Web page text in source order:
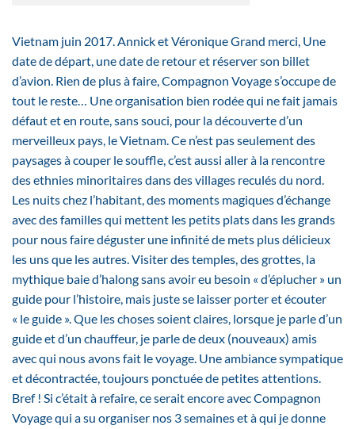
Vietnam juin 2017. Annick et Véronique Grand merci, Une
date de départ, une date de retour et réserver son billet
d’avion. Rien de plus à faire, Compagnon Voyage s’occupe de
tout le reste… Une organisation bien rodée qui ne fait jamais
défaut et en route, sans souci, pour la découverte d’un
merveilleux pays, le Vietnam. Ce n’est pas seulement des
paysages à couper le souffle, c’est aussi aller à la rencontre
des ethnies minoritaires dans des villages reculés du nord.
Les nuits chez l’habitant, des moments magiques d’échange
avec des familles qui mettent les petits plats dans les grands
pour nous faire déguster une infinité de mets plus délicieux
les uns que les autres. Visiter des temples, des grottes, la
mythique baie d’halong sans avoir eu besoin « d’éplucher » un
guide pour l’histoire, mais juste se laisser porter et écouter
« le guide ». Que les choses soient claires, lorsque je parle d’un
guide et d’un chauffeur, je parle de deux (nouveaux) amis
avec qui nous avons fait le voyage. Une ambiance sympatique
et décontractée, toujours ponctuée de petites attentions.
Bref ! Si c’était à refaire, ce serait encore avec Compagnon
Voyage qui a su organiser nos 3 semaines et à qui je donne